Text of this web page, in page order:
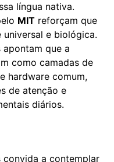
língua nativa.
MIT reforçam que
e biológica.
apontam que a
como camadas de
hardware comum,
de atenção e
diários.
convida a contemplar